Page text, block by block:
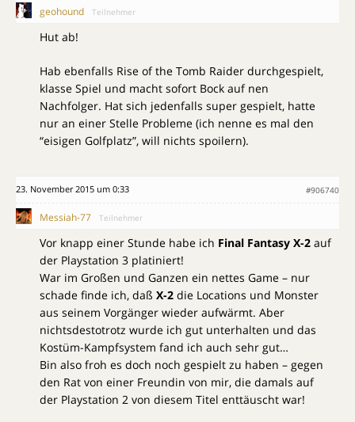
geohound Teilnehmer
Hut ab!
Hab ebenfalls Rise of the Tomb Raider durchgespielt,
klasse Spiel und macht sofort Bock auf nen
Nachfolger. Hat sich jedenfalls super gespielt, hatte
nur an einer Stelle Probleme (ich nenne es mal den
“eisigen Golfplatz”, will nichts spoilern).
23. November 2015 um 0:33 #906740
Messiah-77 Teilnehmer
Vor knapp einer Stunde habe ich Final Fantasy X-2 auf
der Playstation 3 platiniert!
War im Großen und Ganzen ein nettes Game – nur
schade finde ich, daß X-2 die Locations und Monster
aus seinem Vorgänger wieder aufwärmt. Aber
nichtsdestotrotz wurde ich gut unterhalten und das
Kostüm-Kampfsystem fand ich auch sehr gut…
Bin also froh es doch noch gespielt zu haben – gegen
den Rat von einer Freundin von mir, die damals auf
der Playstation 2 von diesem Titel enttäuscht war!